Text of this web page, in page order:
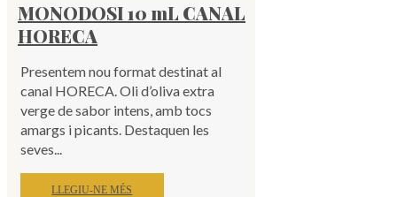
MONODOSI 10 mL CANAL
HORECA
Presentem nou format destinat al
canal HORECA. Oli d’oliva extra
verge de sabor intens, amb tocs
amargs i picants. Destaquen les
seves...
LLEGIU-NE MÉS